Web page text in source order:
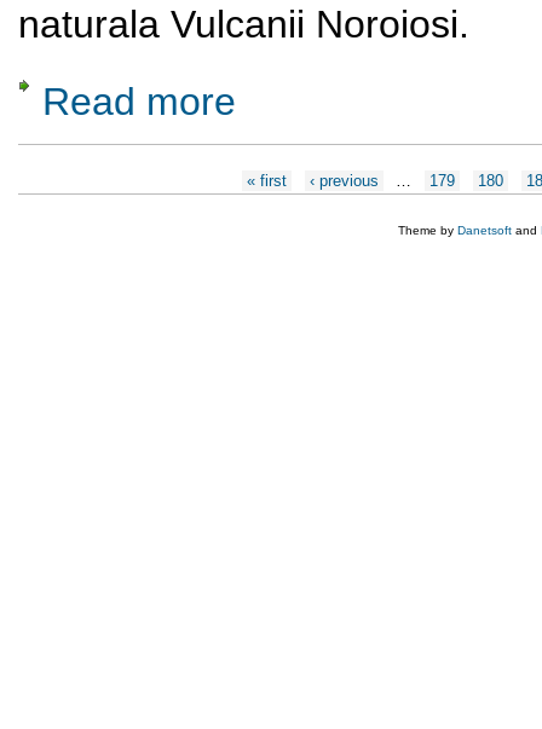
naturala Vulcanii Noroiosi.
Read more
« first ‹ previous 179 180
Theme by Danetsoft and